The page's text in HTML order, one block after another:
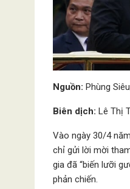
Nguồn: Phùng
Biên dịch: Lê Thị
Vào ngày 30/4
chỉ gửi lời mời
gia đã “biến lưỡi
phản chiến.